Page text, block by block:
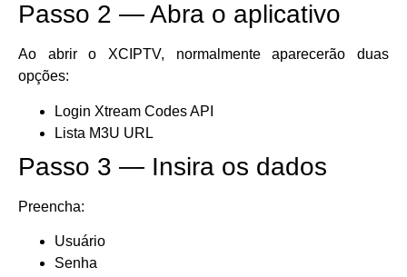
Passo 2 — Abra o aplicativo
Ao abrir o XCIPTV, normalmente aparecerão duas
opções:
Login Xtream Codes API
Lista M3U URL
Passo 3 — Insira os dados
Preencha:
Usuário
Senha